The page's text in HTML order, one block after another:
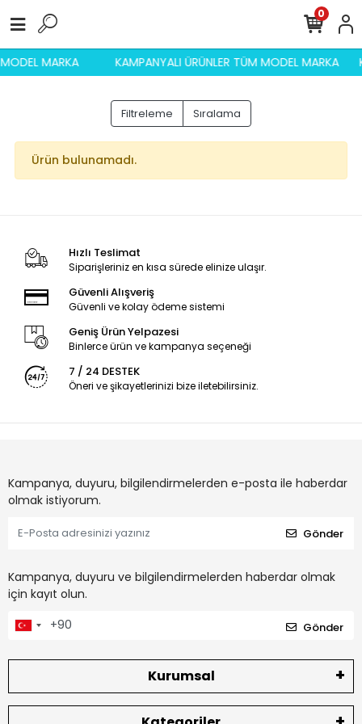
MARKA KAMPANYALI ÜRÜNLER TÜM MODEL MARKA
0
Filtreleme Sıralama
Ürün bulunamadı.
Hızlı Teslimat
Siparişleriniz en kısa sürede elinize ulaşır.
Güvenli Alışveriş
Güvenli ve kolay ödeme sistemi
Geniş Ürün Yelpazesi
Binlerce ürün ve kampanya seçeneği
7 / 24 DESTEK
Öneri ve şikayetlerinizi bize iletebilirsiniz.
Kampanya, duyuru, bilgilendirmelerden e-posta ile haberdar
olmak istiyorum.
Gönder
Kampanya, duyuru ve bilgilendirmelerden haberdar olmak
için kayıt olun.
Gönder
Kurumsal